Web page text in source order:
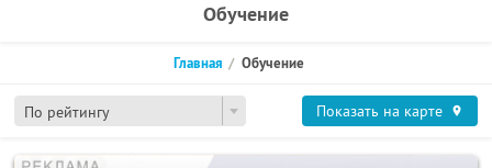
Обучение
По рейтингу
Главная Обучение
Показать на карте